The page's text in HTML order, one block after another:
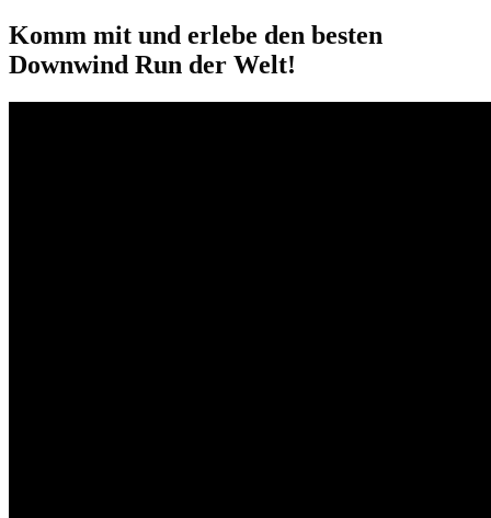
Komm mit und erlebe den besten
Downwind Run der Welt!